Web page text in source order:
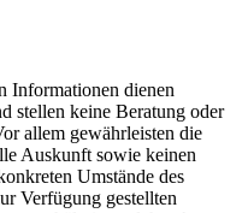
Informationen dienen
stellen keine Beratung oder
allem gewährleisten die
Auskunft sowie keinen
Umstände des
Verfügung gestellten